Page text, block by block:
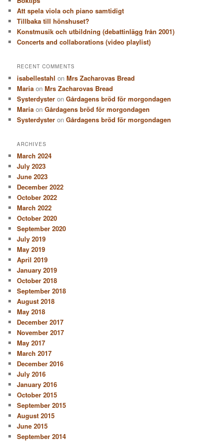
Att spela viola och piano samtidigt
Tillbaka till hönshuset?
Konstmusik och utbildning (debattinlägg från 2001)
Concerts and collaborations (video playlist)
RECENT COMMENTS
isabellestahl onMrs Zacharovas Bread
Maria onMrs Zacharovas Bread
Systerdyster onGårdagens bröd för morgondagen
Maria onGårdagens bröd för morgondagen
Systerdyster onGårdagens bröd för morgondagen
ARCHIVES
March 2024
July 2023
June 2023
December 2022
October 2022
March 2022
October 2020
September 2020
July 2019
May 2019
April 2019
January 2019
October 2018
September 2018
August 2018
May 2018
December 2017
November 2017
May 2017
March 2017
December 2016
July 2016
January 2016
October 2015
September 2015
August 2015
June 2015
September 2014